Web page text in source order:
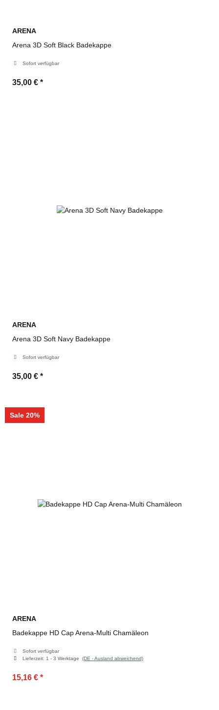
ARENA
Arena 3D Soft Black Badekappe
Sofort verfügbar
35,00 € *
ARENA
Arena 3D Soft Navy Badekappe
Sofort verfügbar
35,00 € *
Sale 20%
ARENA
Badekappe HD Cap Arena-Multi Chamäleon
Sofort verfügbar
Lieferzeit: 1 - 3 Werktage (DE - Ausland abweichend)
15,16 € *